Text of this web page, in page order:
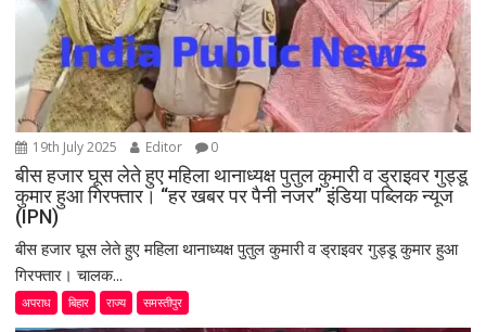
19th July 2025 Editor 0
बीस हजार घूस लेते हुए महिला थानाध्यक्ष पुतुल कुमारी व ड्राइवर गुड्डू
कुमार हुआ गिरफ्तार। “हर खबर पर पैनी नजर” इंडिया पब्लिक न्यूज
(IPN)
बीस हजार घूस लेते हुए महिला थानाध्यक्ष पुतुल कुमारी व ड्राइवर गुड्डू कुमार हुआ
गिरफ्तार। चालक...
अपराध बिहार राज्य समस्तीपुर